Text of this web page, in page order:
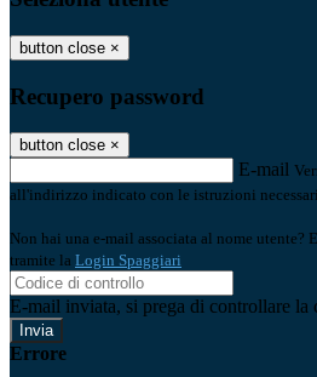
button close ×
Recupero password
button close ×
E-mail
all'indirizzo indicato con le istruzioni
Non hai una e-mail associata al nome utente?
tramite la Login Spaggiari
E-mail inviata, si prega di controllare la
Errore